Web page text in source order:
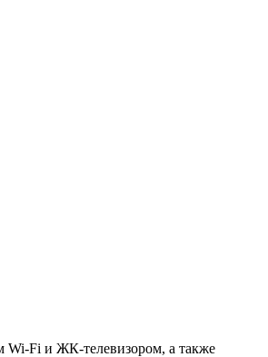
Wi-Fi и ЖК-телевизором, а также